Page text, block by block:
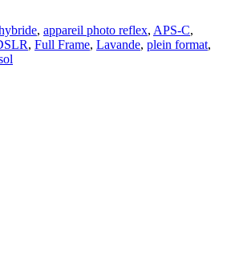
, appareil photo reflex, APS-C,
, Full Frame, Lavande, plein format,